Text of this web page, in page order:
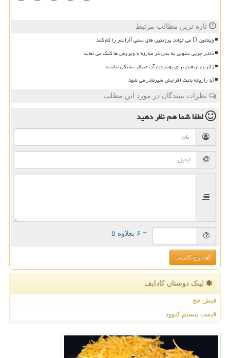
تازه ترین مطالب مرتبط
ویتامین D می تواند پروتئین های سمی آلزایمر را کم کند
ذخایر چربی سلولی به بدن در مبارزه با ویروس ها کمک می نماید
زائرین اربعین برای نوشیدن آب منتظر تشنگی نباشند
آیا رازیانه باعث افزایش شیرمادر می شود
نظرات بینندگان در مورد این مطلب
لطفا شما همنظر دهید
= ۶ بعلاوه ۵
درج کامنت
لینک دوستان كادایف
فیش حج
قیمت بیسیم کنوود